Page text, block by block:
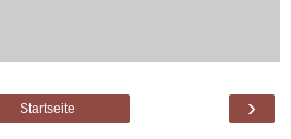
›
Startseite